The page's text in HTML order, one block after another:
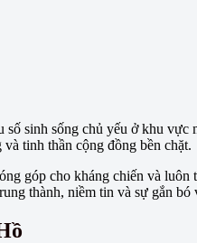
sinh sống chủ yếu ở khu
tinh thần cộng đồng bền chặt.
góp cho kháng chiến và
thành, niềm tin và sự gắn bó